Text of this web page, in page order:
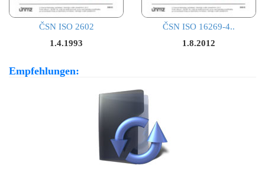
ČSN ISO 2602
1.4.1993
ČSN ISO 16269-4..
1.8.2012
Empfehlungen: